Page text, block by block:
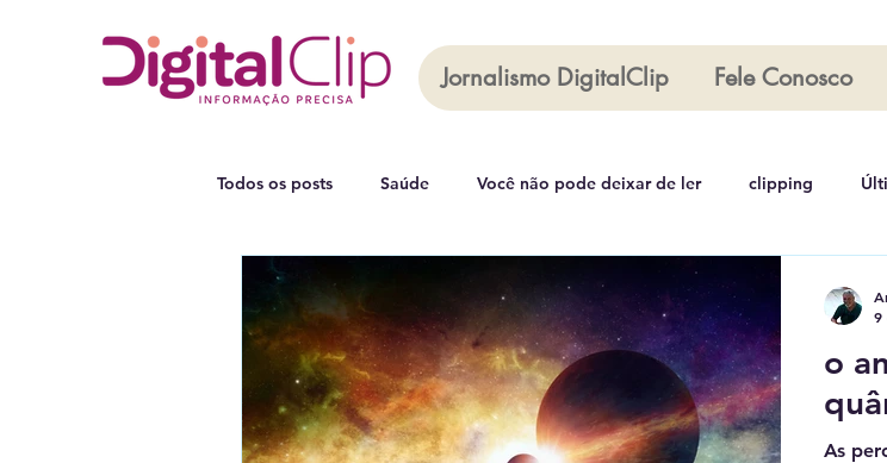
Jornalismo DigitalClip Fele Conosco
Todos os posts Saúde Você não pode deixar de ler clipping
Capa Coluna Rosana Andrade
o
As
9